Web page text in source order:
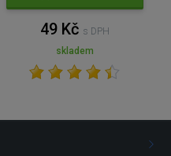
49 Kč s DPH
skladem